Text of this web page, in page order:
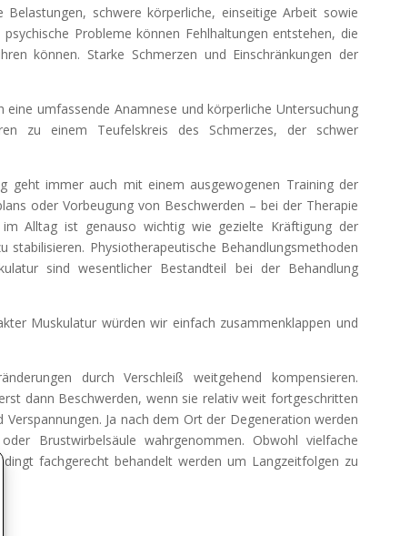
schwere körperliche, einseitige Arbeit sowie
Probleme können Fehlhaltungen entstehen, die
können. Starke Schmerzen und Einschränkungen der
umfassende Anamnese und körperliche Untersuchung
zu einem Teufelskreis des Schmerzes, der schwer
geht immer auch mit einem ausgewogenen Training der
oder Vorbeugung von Beschwerden – bei der Therapie
Alltag ist genauso wichtig wie gezielte Kräftigung der
Physiotherapeutische Behandlungsmethoden
sind wesentlicher Bestandteil bei der Behandlung
Muskulatur würden wir einfach zusammenklappen und
durch Verschleiß weitgehend kompensieren.
dann Beschwerden, wenn sie relativ weit fortgeschritten
Ja nach dem Ort der Degeneration werden
Brustwirbelsäule wahrgenommen. Obwohl vielfache
fachgerecht behandelt werden um Langzeitfolgen zu